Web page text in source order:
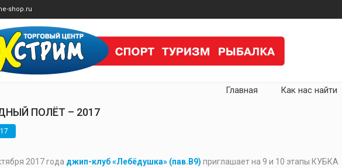
shop.ru
Главная Как нас найти
ПОЛЁТ – 2017
2017 года джип-клуб «Лебёдушка» (пав.В9) приглашает на 9 и 10 этапы КУБКА